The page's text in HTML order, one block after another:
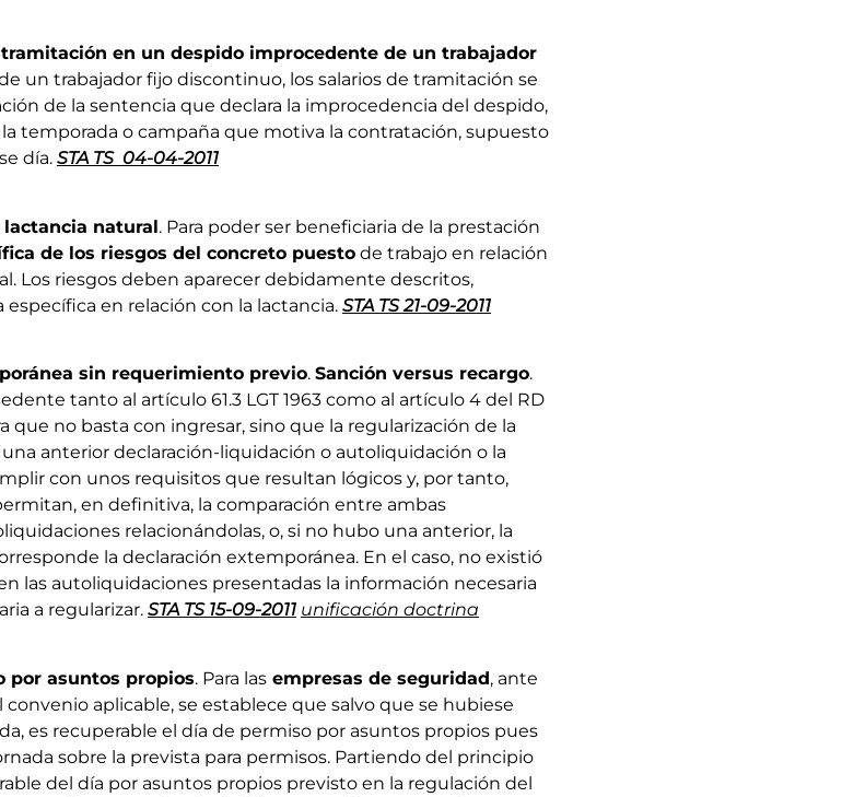
en un despido improcedente de un trabajador
un trabajador fijo discontinuo, los salarios de tramitación se
de la sentencia que declara la improcedencia del despido,
temporada o campaña que motiva la contratación, supuesto
día. STA TS 04-04-2011
natural. Para poder ser beneficiaria de la prestación
de los riesgos del concreto puesto de trabajo en relación
Los riesgos deben aparecer debidamente descritos,
en relación con la lactancia. STA TS 21-09-2011
sin requerimiento previo. Sanción versus recargo.
tanto al artículo 61.3 LGT 1963 como al artículo 4 del RD
que no basta con ingresar, sino que la regularización de la
anterior declaración-liquidación o autoliquidación o la
con unos requisitos que resultan lógicos y, por tanto,
en definitiva, la comparación entre ambas
relacionándolas, o, si no hubo una anterior, la
la declaración extemporánea. En el caso, no existió
las autoliquidaciones presentadas la información necesaria
a regularizar. STA TS 15-09-2011 unificación doctrina
por asuntos propios. Para las empresas de seguridad, ante
aplicable, se establece que salvo que se hubiese
es recuperable el día de permiso por asuntos propios pues
sobre la prevista para permisos. Partiendo del principio
del día por asuntos propios previsto en la regulación del